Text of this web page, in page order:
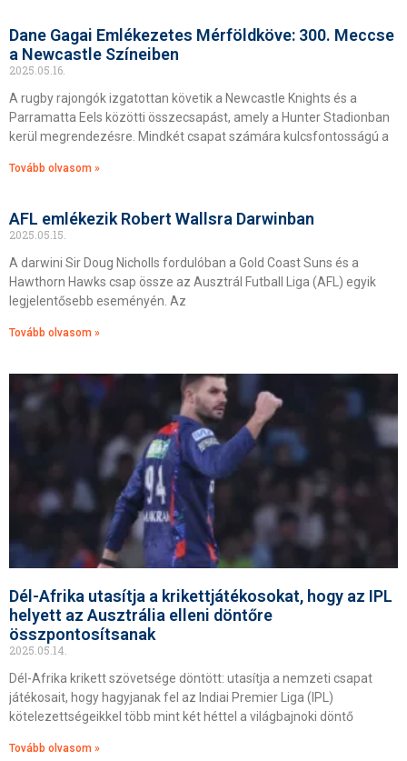
Dane Gagai Emlékezetes Mérföldköve: 300. Meccse
a Newcastle Színeiben
2025.05.16.
A rugby rajongók izgatottan követik a Newcastle Knights és a
Parramatta Eels közötti összecsapást, amely a Hunter Stadionban
kerül megrendezésre. Mindkét csapat számára kulcsfontosságú a
Tovább olvasom »
AFL emlékezik Robert Wallsra Darwinban
2025.05.15.
A darwini Sir Doug Nicholls fordulóban a Gold Coast Suns és a
Hawthorn Hawks csap össze az Ausztrál Futball Liga (AFL) egyik
legjelentősebb eseményén. Az
Tovább olvasom »
Dél-Afrika utasítja a krikettjátékosokat, hogy az IPL
helyett az Ausztrália elleni döntőre
összpontosítsanak
2025.05.14.
Dél-Afrika krikett szövetsége döntött: utasítja a nemzeti csapat
játékosait, hogy hagyjanak fel az Indiai Premier Liga (IPL)
kötelezettségeikkel több mint két héttel a világbajnoki döntő
Tovább olvasom »